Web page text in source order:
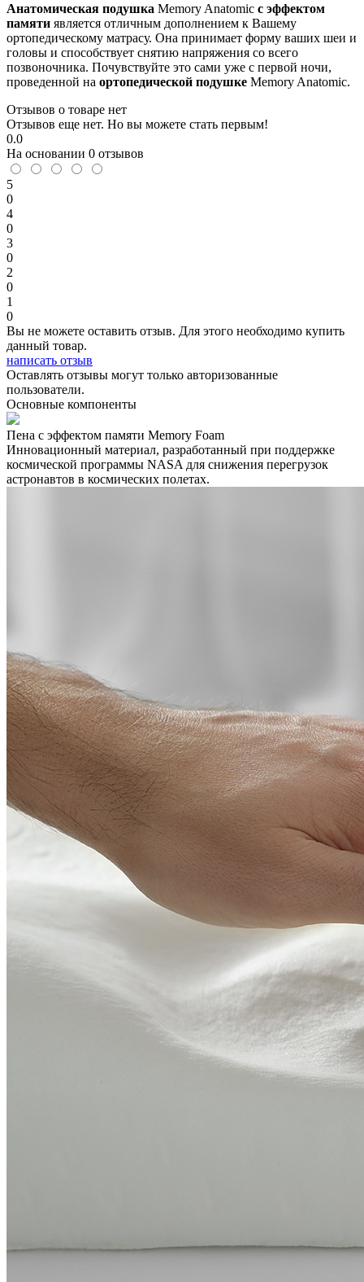
Анатомическая подушка Memory Anatomic с эффектом
памяти является отличным дополнением к Вашему
ортопедическому матрасу. Она принимает форму ваших шеи и
головы и способствует снятию напряжения со всего
позвоночника. Почувствуйте это сами уже с первой ночи,
проведенной на ортопедической подушке Memory Anatomic.
Отзывов о товаре нет
Отзывов еще нет. Но вы можете стать первым!
0.0
На основании 0 отзывов
5
0
4
0
3
0
2
0
1
0
Вы не можете оставить отзыв. Для этого необходимо купить
данный товар.
написать отзыв
Оставлять отзывы могут только авторизованные
пользователи.
Основные компоненты
Пена с эффектом памяти Memory Foam
Инновационный материал, разработанный при поддержке
космической программы NASA для снижения перегрузок
астронавтов в космических полетах.